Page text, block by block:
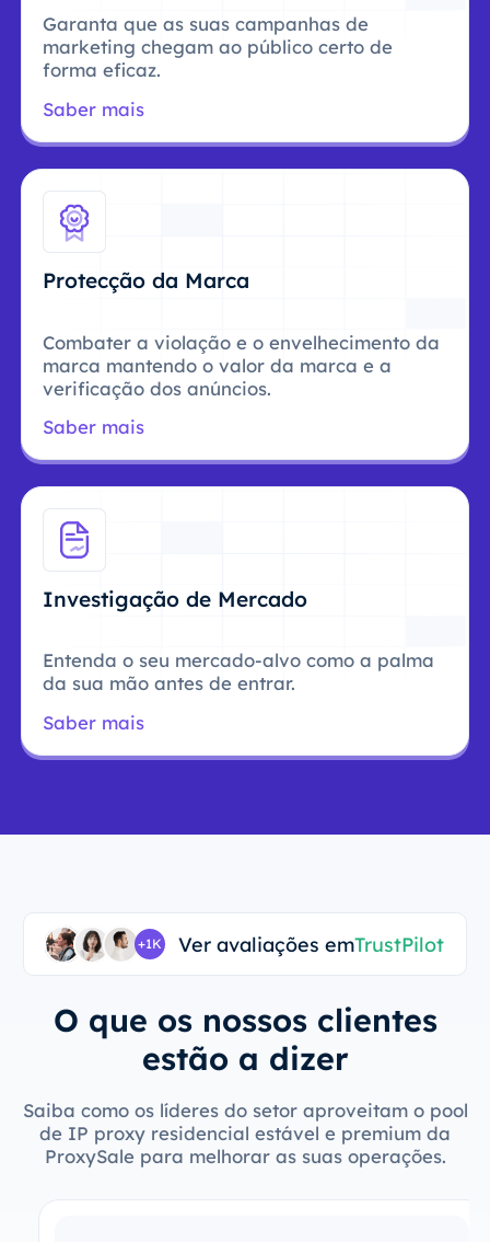
Garanta que as suas campanhas de
marketing chegam ao público certo de
forma eficaz.
Saber mais
Protecção da Marca
Combater a violação e o envelhecimento da
marca mantendo o valor da marca e a
verificação dos anúncios.
Saber mais
Investigação de Mercado
Entenda o seu mercado-alvo como a palma
da sua mão antes de entrar.
Saber mais
+1K Ver avaliações emTrustPilot
O que os nossos clientes
estão a dizer
Saiba como os líderes do setor aproveitam o pool
de IP proxy residencial estável e premium da
ProxySale para melhorar as suas operações.